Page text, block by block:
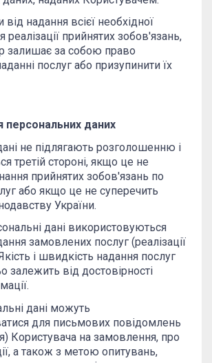
від надання всієї необхідної
реалізації прийнятих зобов'язань,
залишає за собою право
послуг або призупинити їх
персональних даних
не підлягають розголошенню і
третій стороні, якщо це не
прийнятих зобов'язань по
або якщо це не суперечить
України.
дані використовуються
замовлених послуг (реалізації
і швидкість надання послуг
залежить від достовірності
дані можуть
для письмових повідомлень
Користувача на замовлення, про
а також з метою опитувань,